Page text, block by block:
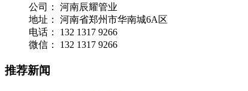
公司：
河南辰耀管业
地址：
河南省郑州市华南城6A区
电话：
132 1317 9266
微信：
132 1317 9266
推荐新闻